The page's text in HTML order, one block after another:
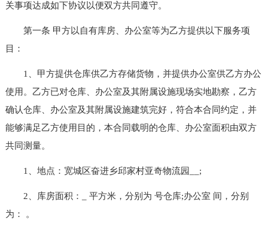
关事项达成如下协议以便双方共同遵守。
第一条 甲方以自有库房、办公室等为乙方提供以下服务项
目：
1、甲方提供仓库供乙方存储货物，并提供办公室供乙方办公
使用。乙方已对仓库、办公室及其附属设施现场实地勘察，乙方
确认仓库、办公室及其附属设施建筑完好，符合本合同约定，并
能够满足乙方使用目的，本合同载明的仓库、办公室面积由双方
共同测量。
1、地点：宽城区奋进乡邱家村亚奇物流园__;
2、库房面积：_ 平方米，分别为 号仓库;办公室 间，分别
为： 。